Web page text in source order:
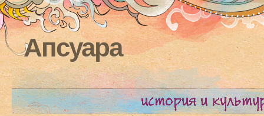
Апсуара